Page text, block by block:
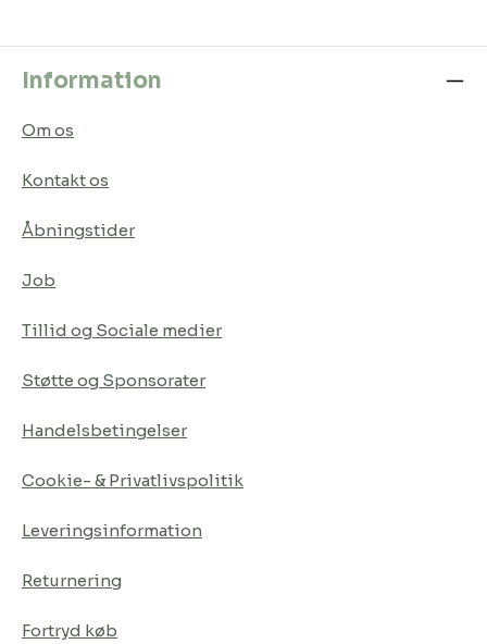
Information
Om os
Kontakt os
Åbningstider
Job
Tillid og Sociale medier
Støtte og Sponsorater
Handelsbetingelser
Cookie- & Privatlivspolitik
Leveringsinformation
Returnering
Fortryd køb